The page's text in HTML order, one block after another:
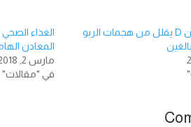
تناول فيتامين D يقلل من هجمات الربو
الغذاء
المعادن
مارس 2, 2018
في "مقالات"